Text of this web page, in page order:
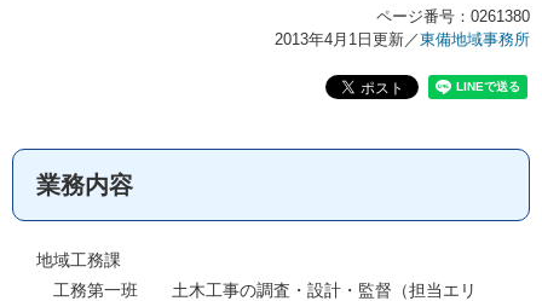
ページ番号：0261380
2013年4月1日更新／東備地域事務所
業務内容
地域工務課
工務第一班 土木工事の調査・設計・監督（担当エリ